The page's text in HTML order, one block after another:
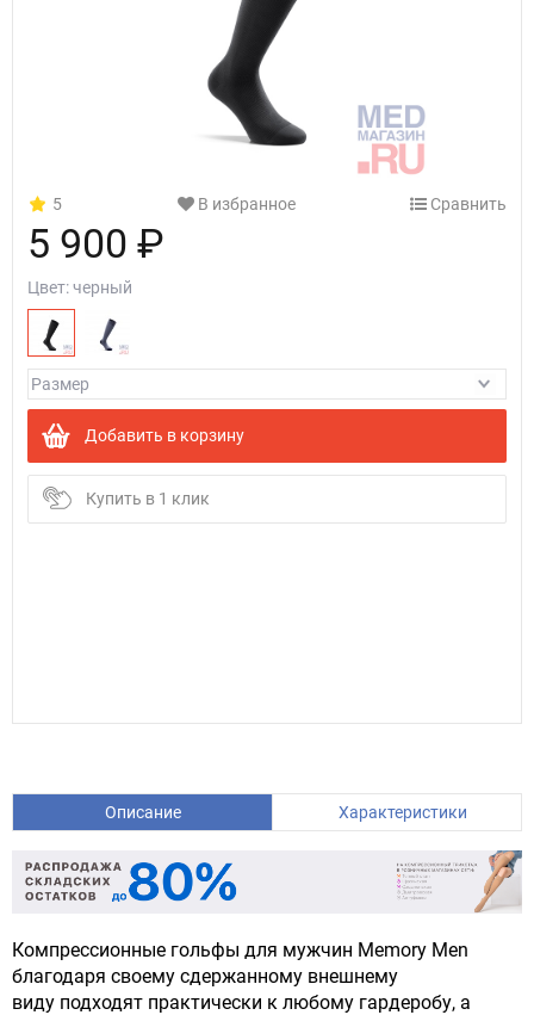
5 В избранное Сравнить
5 900 ₽
Цвет:черный
Добавить в корзину
Купить в 1 клик
Описание Характеристики
Компрессионные гольфы для мужчин Memory Men
благодаря своему сдержанному внешнему
виду подходят практически к любому гардеробу, а